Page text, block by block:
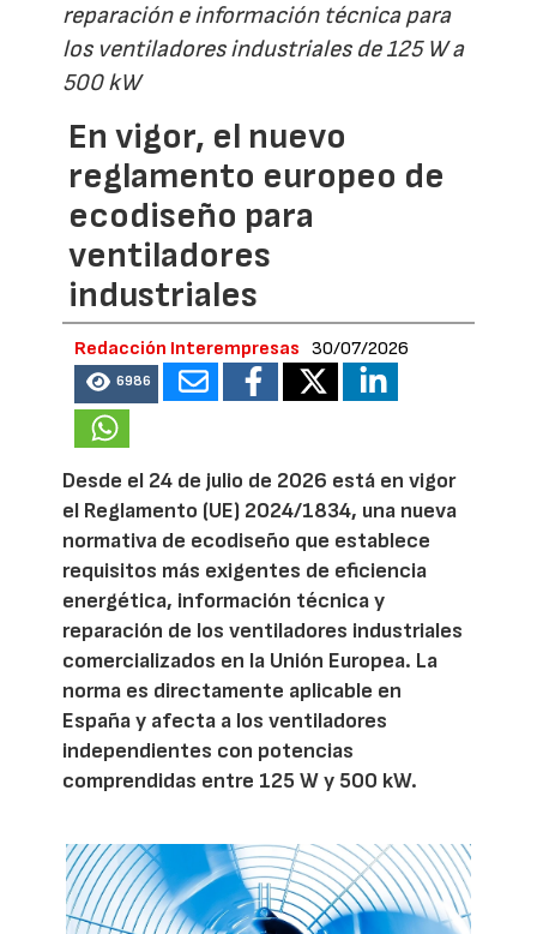
reparación e información técnica para
los ventiladores industriales de 125 W a
500 kW
En vigor, el nuevo
reglamento europeo de
ecodiseño para
ventiladores
industriales
Redacción Interempresas 30/07/2026
6986
Desde el 24 de julio de 2026 está en vigor
el Reglamento (UE) 2024/1834, una nueva
normativa de ecodiseño que establece
requisitos más exigentes de eficiencia
energética, información técnica y
reparación de los ventiladores industriales
comercializados en la Unión Europea. La
norma es directamente aplicable en
España y afecta a los ventiladores
independientes con potencias
comprendidas entre 125 W y 500 kW.